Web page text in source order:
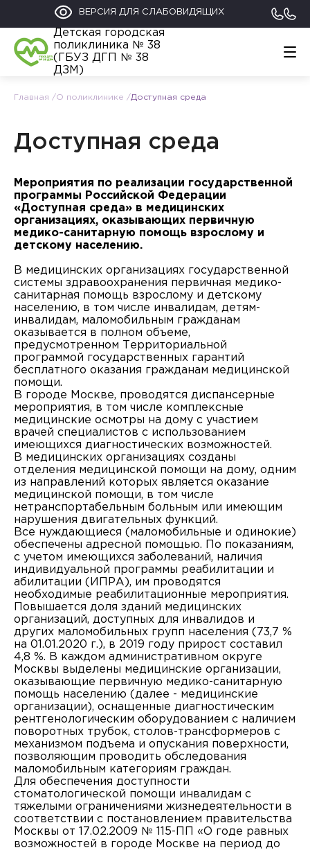
ВЕРСИЯ ДЛЯ СЛАБОВИДЯЩИХ
Детская городская
поликлиника № 38
(ГБУЗ ДГП № 38
ДЗМ)
Главная
Обратиться
Контакты
Родителям
Прикрепление к поликлинике
112 +7 (495) 122-02-21
Главная О поликлинике Доступная среда
Доступная среда
Мероприятия по реализации государственной
программы Российской Федерации
«Доступная среда» в медицинских
организациях, оказывающих первичную
медико-санитарную помощь взрослому и
детскому населению.
В медицинских организациях государственной
системы здравоохранения первичная медико-
санитарная помощь взрослому и детскому
населению, в том числе инвалидам, детям-
инвалидам, маломобильным гражданам
оказывается в полном объеме,
предусмотренном Территориальной
программой государственных гарантий
бесплатного оказания гражданам медицинской
помощи.
В городе Москве, проводятся диспансерные
мероприятия, в том числе комплексные
медицинские осмотры на дому с участием
врачей специалистов с использованием
имеющихся диагностических возможностей.
В медицинских организациях созданы
отделения медицинской помощи на дому, одним
из направлений которых является оказание
медицинской помощи, в том числе
нетранспортабельным больным или имеющим
нарушения двигательных функций.
Все нуждающиеся (маломобильные и одинокие)
обеспечены адресной помощью. По показаниям,
с учетом имеющихся заболеваний, наличия
индивидуальной программы реабилитации и
абилитации (ИПРА), им проводятся
необходимые реабилитационные мероприятия.
Повышается доля зданий медицинских
организаций, доступных для инвалидов и
других маломобильных групп населения (73,7 %
на 01.01.2020 г.), в 2019 году прирост составил
4,8 %. В каждом административном округе
Москвы выделены медицинские организации,
оказывающие первичную медико-санитарную
помощь населению (далее - медицинские
организации), оснащенные диагностическим
рентгенологическим оборудованием с наличием
поворотных трубок, столов-трансформеров с
механизмом подъема и опускания поверхности,
позволяющим проводить обследования
маломобильным категориям граждан.
Для обеспечения доступности
стоматологической помощи инвалидам с
тяжелыми ограничениями жизнедеятельности в
соответствии с постановлением правительства
Москвы от 17.02.2009 № 115-ПП «О годе равных
возможностей в городе Москве на период до